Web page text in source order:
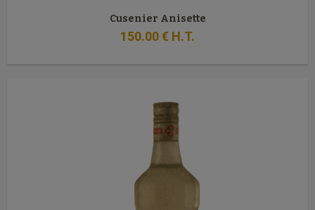
Cusenier Anisette
150.00€ H.T.